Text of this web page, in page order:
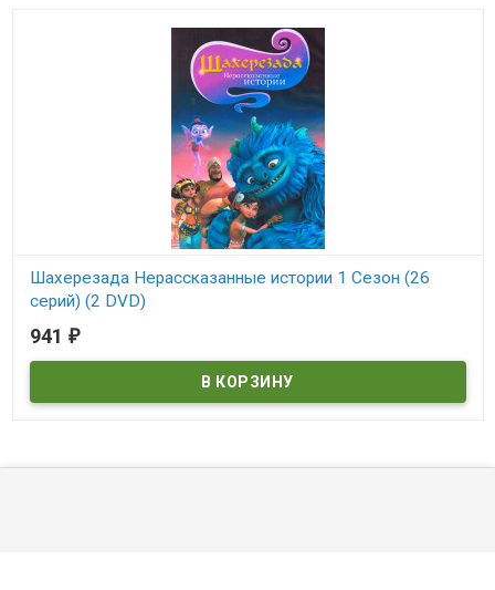
Шахерезада Нерассказанные истории 1 Сезон (26
серий) (2 DVD)
В наличии
941 ₽